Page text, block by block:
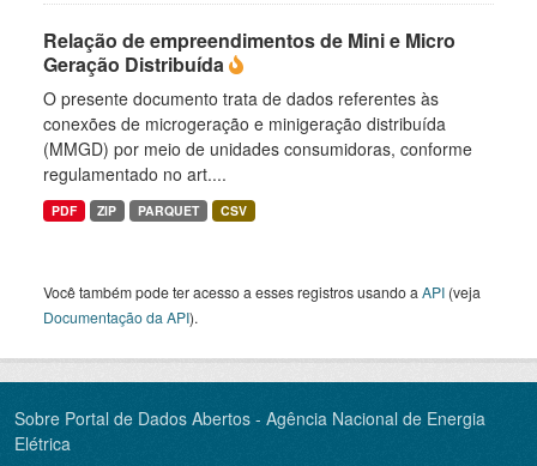
Relação de empreendimentos de Mini e Micro
Geração Distribuída
O presente documento trata de dados referentes às
conexões de microgeração e minigeração distribuída
(MMGD) por meio de unidades consumidoras, conforme
regulamentado no art....
PDF ZIP PARQUET CSV
Você também pode ter acesso a esses registros usando a API (veja
Documentação da API).
Sobre Portal de Dados Abertos - Agência Nacional de Energia
Elétrica